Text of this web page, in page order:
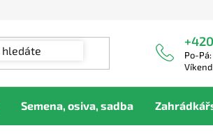
Po-
Semena, osiva, sadba